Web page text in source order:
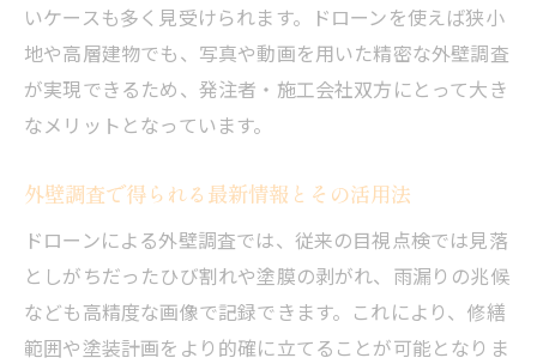
いケースも多く見受けられます。ドローンを使えば狭小
地や高層建物でも、写真や動画を用いた精密な外壁調査
が実現できるため、発注者・施工会社双方にとって大き
なメリットとなっています。
外壁調査で得られる最新情報とその活用法
ドローンによる外壁調査では、従来の目視点検では見落
としがちだったひび割れや塗膜の剥がれ、雨漏りの兆候
なども高精度な画像で記録できます。これにより、修繕
範囲や塗装計画をより的確に立てることが可能となりま